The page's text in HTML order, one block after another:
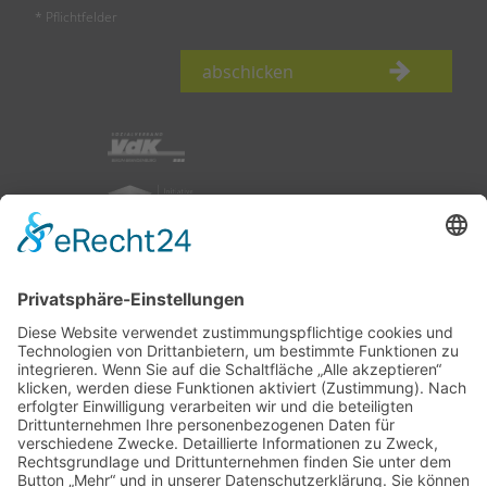
* Pflichtfelder
abschicken